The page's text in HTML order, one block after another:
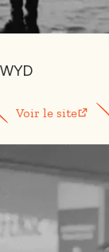
WYD
Voir le site